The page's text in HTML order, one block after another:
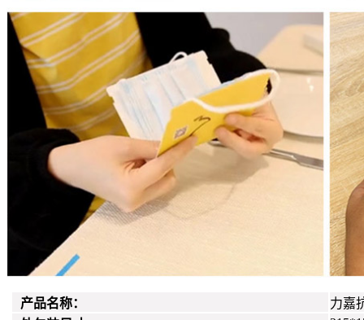
产品名称：
力嘉